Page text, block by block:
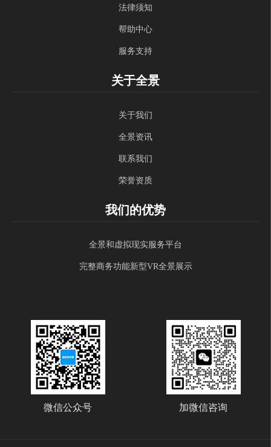
法律须知
帮助中心
服务支持
关于全景
关于我们
全景资讯
联系我们
荣誉资质
我们的优势
全景和虚拟现实服务平台
完整商务功能新型VR全景展示
微信公众号 加微信咨询